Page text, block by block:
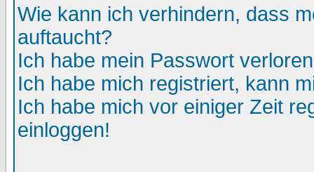
Wie kann ich verhindern, dass
auftaucht?
Ich habe mein Passwort
Ich habe mich registriert, kann
Ich habe mich vor einiger Zeit
einloggen!